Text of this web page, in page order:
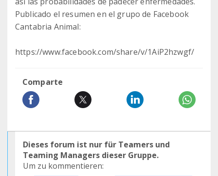
Publicado el resumen en el grupo de Facebook
Cantabria Animal:
https://www.facebook.com/share/v/1AiP2hzwgf/
Comparte
Dieses forum ist nur für Teamers und
Teaming Managers dieser Gruppe.
Um zu kommentieren: